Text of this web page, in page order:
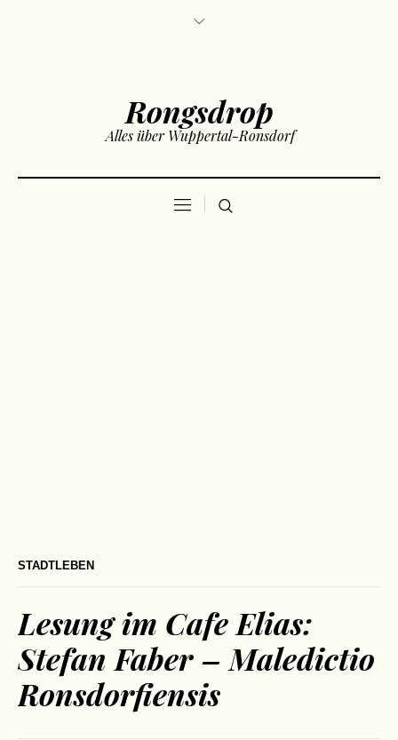
Rongsdrop
Alles über Wuppertal-Ronsdorf
STADTLEBEN
Lesung im Cafe Elias:
Stefan Faber – Maledictio
Ronsdorfiensis